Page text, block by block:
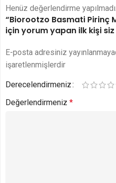
Henüz değerlendirme yapılmadı.
“Biorootzo Basmati Pirinç
için yorum yapan ilk kişi
E-posta adresiniz
işaretlenmişlerdir
Derecelendirmeniz
Değerlendirmeniz *